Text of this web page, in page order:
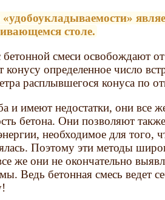
столе.
бетонной смеси освобождают
определенное число
расплывшегося конуса по
и имеют недостатки, они все
бетона. Они позволяют
необходимое для того,
Поэтому эти методы
же они не окончательно
Ведь бетонная смесь ведет